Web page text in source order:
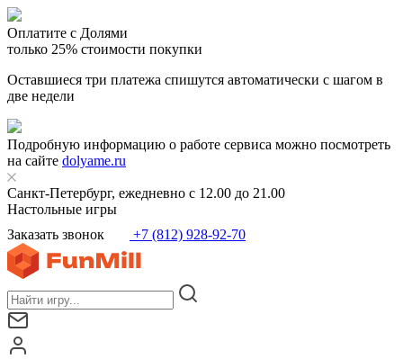
Оплатите с Долями
только 25% стоимости покупки
Оставшиеся три платежа спишутся автоматически с шагом в
две недели
Подробную информацию о работе сервиса можно посмотреть
на сайте dolyame.ru
Санкт-Петербург, ежедневно с 12.00 до 21.00
Настольные игры
Заказать звонок
+7 (812) 928-92-70